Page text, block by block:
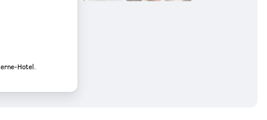
Hotel.